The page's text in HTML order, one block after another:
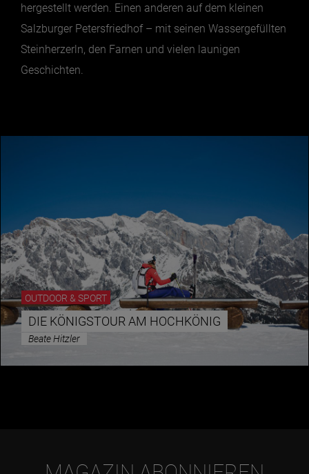
hergestellt werden. Einen anderen auf dem kleinen
Salzburger Petersfriedhof – mit seinen Wassergefüllten
Steinherzerln, den Farnen und vielen launigen
Geschichten.
OUTDOOR & SPORT
DIE KÖNIGSTOUR AM HOCHKÖNIG
Beate Hitzler